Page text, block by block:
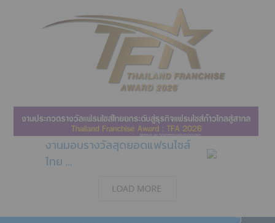
งานมอบรางวัลสุดยอดแฟรนไชส์
ไทย ...